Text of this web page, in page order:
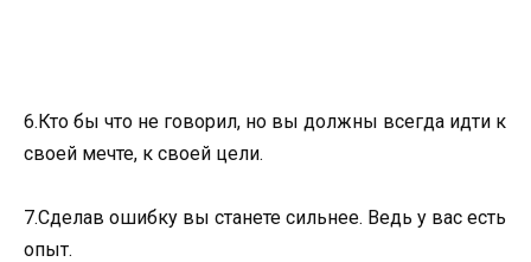
6.Кто бы что не говорил, но вы должны всегда идти к
своей мечте, к своей цели.
7.Сделав ошибку вы станете сильнее. Ведь у вас есть
опыт.